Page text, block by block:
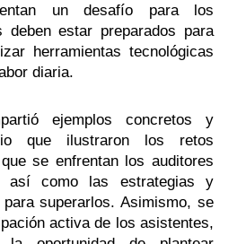
un desafío para los
deben estar preparados para
herramientas tecnológicas
diaria.
ejemplos concretos y
que ilustraron los retos
se enfrentan los auditores
así como las estrategias y
superarlos. Asimismo, se
activa de los asistentes,